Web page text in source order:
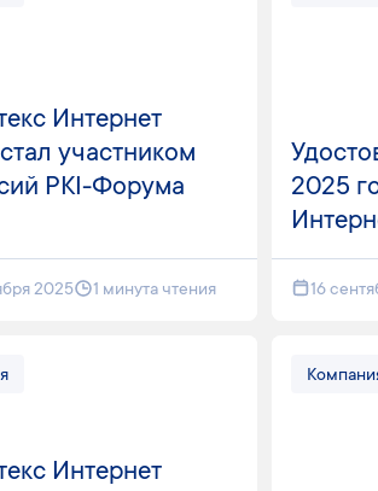
Интернет
участником
PKI-Форума
2025 1 минута чтения
2025
16
Интернет